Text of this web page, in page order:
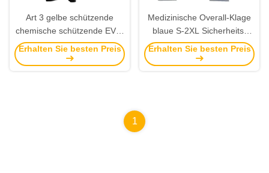
Art 3 gelbe schützende
chemische schützende EVP-
Wegwerfklage des Overall-
6XL Wegwerf
Erhalten Sie besten Preis
Medizinische Overall-Klage
blaue S-2XL Sicherheits-
schützende Overall-
Wegwerfkleidung SMSs
Erhalten Sie besten Preis
1